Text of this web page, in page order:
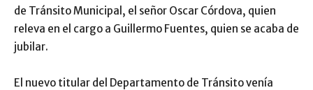
de Tránsito Municipal, el señor Oscar Córdova, quien
releva en el cargo a Guillermo Fuentes, quien se acaba de
jubilar.
El nuevo titular del Departamento de Tránsito venía